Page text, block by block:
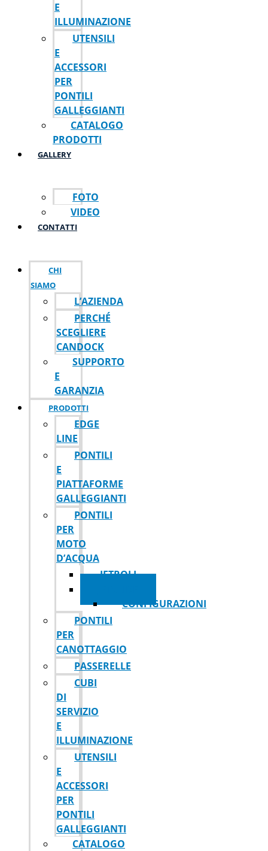
E
ILLUMINAZIONE
UTENSILI
E
ACCESSORI
PER
PONTILI
GALLEGGIANTI
CATALOGO
PRODOTTI
GALLERY
FOTO
VIDEO
CONTATTI
CHI
SIAMO
L’AZIENDA
PERCHÉ
SCEGLIERE
CANDOCK
SUPPORTO
E
GARANZIA
PRODOTTI
EDGE
LINE
PONTILI
E
PIATTAFORME
GALLEGGIANTI
PONTILI
PER
MOTO
D’ACQUA
JETROLL
CONFIGURAZIONI
PONTILI
PER
CANOTTAGGIO
PASSERELLE
CUBI
DI
SERVIZIO
E
ILLUMINAZIONE
UTENSILI
E
ACCESSORI
PER
PONTILI
GALLEGGIANTI
CATALOGO